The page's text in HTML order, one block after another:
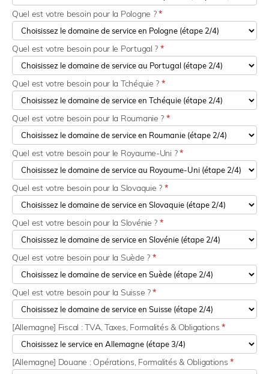
Quel est votre besoin pour la Pologne ?*
Quel est votre besoin pour le Portugal ? *
Quel est votre besoin pour la Tchéquie ? *
Quel est votre besoin pour la Roumanie ? *
Quel est votre besoin pour le Royaume-Uni ?*
Quel est votre besoin pour la Slovaquie ? *
Quel est votre besoin pour la Slovénie ? *
Quel est votre besoin pour la Suède ? *
Quel est votre besoin pour la Suisse ?*
[Allemagne] Fiscal : TVA, Taxes, Formalités & Obligations*
[Allemagne] Douane : Opérations, Formalités & Obligations*